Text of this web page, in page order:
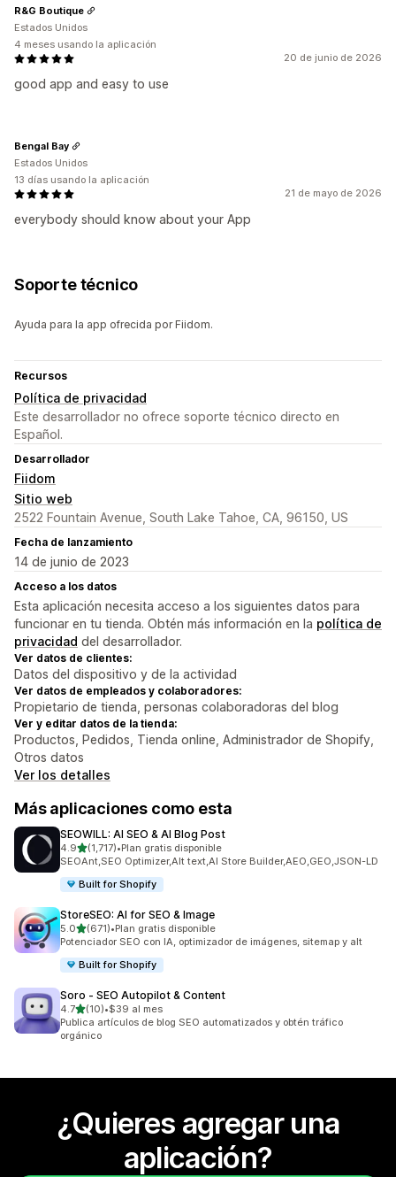
20 de junio de 2026
good app and easy to use
R&G Boutique
Estados Unidos
4 meses usando la aplicación
21 de mayo de 2026
everybody should know about your App
Bengal Bay
Estados Unidos
13 días usando la aplicación
Soporte técnico
Ayuda para la app ofrecida por Fiidom.
Recursos
Política de privacidad
Este desarrollador no ofrece soporte técnico directo en
Español.
Desarrollador
Fiidom
Sitio web
2522 Fountain Avenue, South Lake Tahoe, CA, 96150, US
Fecha de lanzamiento
14 de junio de 2023
Acceso a los datos
Esta aplicación necesita acceso a los siguientes datos para
funcionar en tu tienda. Obtén más información en la política de
privacidad del desarrollador.
Ver datos de clientes:
Datos del dispositivo y de la actividad
Ver datos de empleados y colaboradores:
Propietario de tienda, personas colaboradoras del blog
Ver y editar datos de la tienda:
Productos, Pedidos, Tienda online, Administrador de Shopify,
Otros datos
Ver los detalles
Más aplicaciones como esta
SEOWILL: AI SEO & AI Blog Post
4.9de 5 estrellas
(1,717)
1717 reseñas en total
•Plan gratis disponible
SEOAnt,SEO Optimizer,Alt text,AI Store Builder,AEO,GEO,JSON-LD
Built for Shopify
StoreSEO: AI for SEO & Image
5.0de 5 estrellas
(671)
671 reseñas en total
•Plan gratis disponible
Potenciador SEO con IA, optimizador de imágenes, sitemap y alt
Built for Shopify
Soro ‑ SEO Autopilot & Content
4.7de 5 estrellas
(10)
10 reseñas en total
•$39 al mes
Publica artículos de blog SEO automatizados y obtén tráfico
orgánico
¿Quieres agregar una
aplicación?